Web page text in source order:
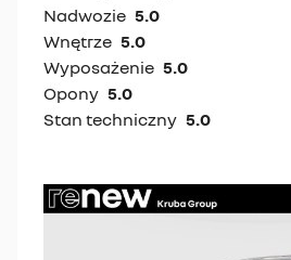
Nadwozie 5.0
Wnętrze 5.0
Wyposażenie 5.0
Opony 5.0
Stan techniczny 5.0